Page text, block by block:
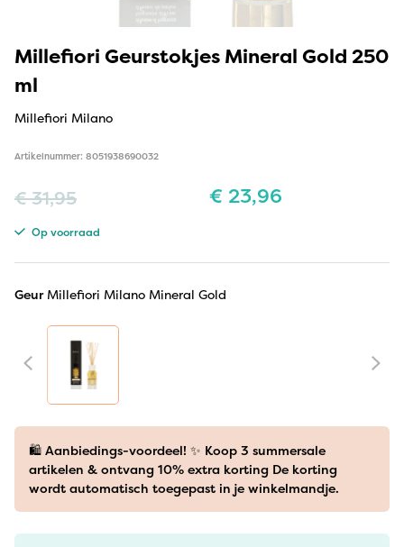
Millefiori Geurstokjes Mineral Gold 250
ml
Millefiori Milano
Artikelnummer: 8051938690032
€31,95 € 23,96
Op voorraad
Geur Millefiori Milano Mineral Gold
🛍️ Aanbiedings-voordeel! ✨ Koop 3 summersale
artikelen & ontvang 10% extra korting De korting
wordt automatisch toegepast in je winkelmandje.